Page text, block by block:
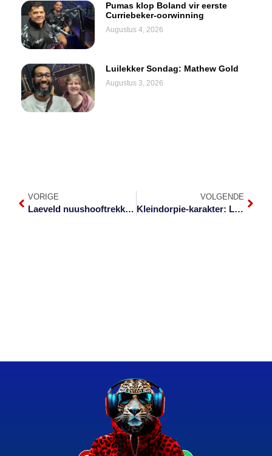
Pumas klop Boland vir eerste
Curriebeker-oorwinning
Augustus 4, 2026
Luilekker Sondag: Mathew Gold
Augustus 3, 2026
VORIGE
Laeveld nuushooftrekke 12 Jan 2024
VOLGENDE
Kleindorpie-karakter: Leona Oosthuizen